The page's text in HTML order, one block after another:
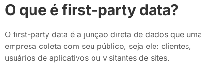
O que é first-party data?
O first-party data é a junção direta de dados que uma
empresa coleta com seu público, seja ele: clientes,
usuários de aplicativos ou visitantes de sites.